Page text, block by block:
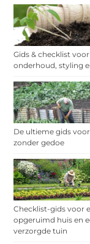
Gids & checklist voor
onderhoud, styling
De ultieme gids
zonder gedoe
Checklist-gids voor
opgeruimd huis en
verzorgde tuin